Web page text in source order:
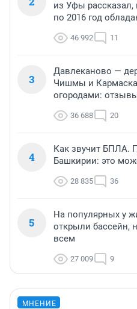
из Уфы рассказал,
по 2016 год
46 992 11
3
Давлеканово —
Чишмы и
огородами:
36 688 20
4
Как звучит БПЛА.
Башкирии: это
28 835 36
5
На популярных у
открыли бассейн,
всем
27 009 9
МНЕНИЕ